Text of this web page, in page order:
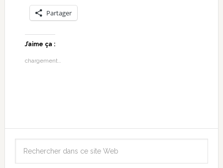
Partager
J’aime ça :
chargement…